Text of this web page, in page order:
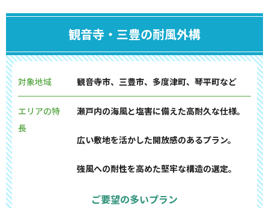
観音寺・三豊の耐風外構
対象地域 観音寺市、三豊市、多度津町、琴平町など
エリアの特
長
瀬戸内の海風と塩害に備えた高耐久な仕様。
広い敷地を活かした開放感のあるプラン。
強風への耐性を高めた堅牢な構造の選定。
ご要望の多いプラン